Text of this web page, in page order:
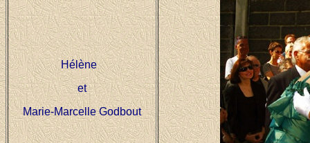
Hélène
et
Marie-Marcelle Godbout